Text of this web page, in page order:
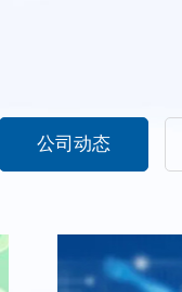
公司动态